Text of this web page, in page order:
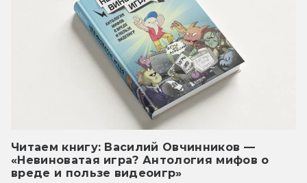
Читаем книгу: Василий Овчинников —
«Невиноватая игра? Антология мифов о
вреде и пользе видеоигр»